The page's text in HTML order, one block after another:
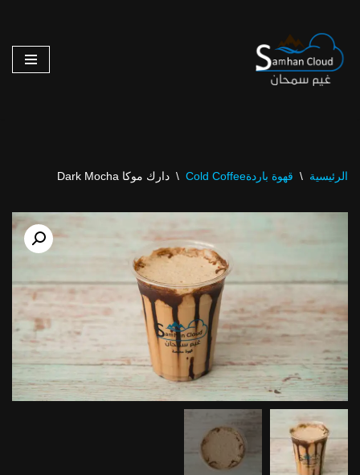
تخطى
إلى
المحتوى
الرئيسية \ قهوة باردةCold Coffee \ دارك موكا Dark Mocha